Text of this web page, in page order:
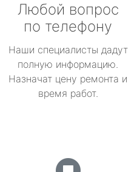
Любой вопрос
по телефону
Наши специалисты дадут
полную информацию.
Назначат цену ремонта и
время работ.